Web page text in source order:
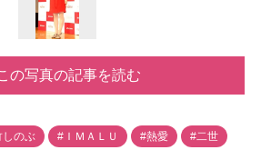
の写真の記事を読む
しのぶ #ＩＭＡＬＵ #熱愛 #二世